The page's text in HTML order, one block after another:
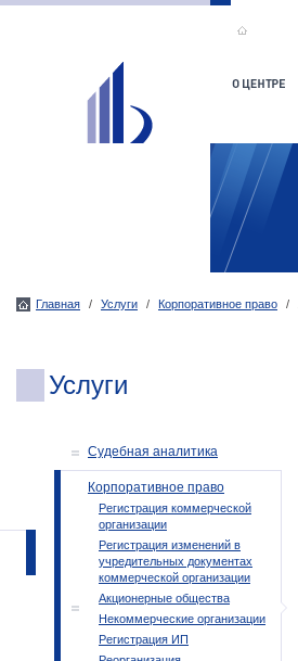
Главная / Услуги / Корпоративное право /
Услуги
Судебная аналитика
Корпоративное право
Регистрация коммерческой
организации
Регистрация изменений в
учредительных документах
коммерческой организации
Акционерные общества
Некоммерческие организации
Регистрация ИП